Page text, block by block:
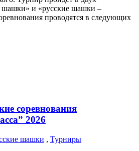
шашки» и «русские шашки –
проводятся в следующих
соревнования
2026
шашки , Турниры